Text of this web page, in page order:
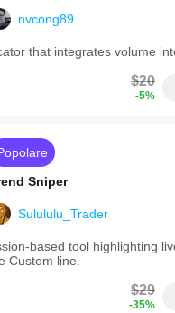
nvcong89
that integrates volume
$20
-5%
Sniper
Sulululu_Trader
based tool highlighting
Custom line.
$29
-35%